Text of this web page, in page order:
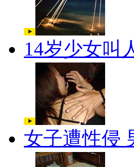
14岁少女叫
女子遭性侵